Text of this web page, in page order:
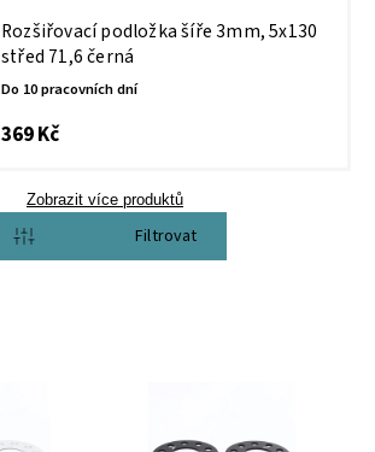
Rozšiřovací podložka šíře 3mm, 5x130
střed 71,6 černá
Do 10 pracovních dní
369 Kč
Zobrazit více produktů
Otevřít filtr